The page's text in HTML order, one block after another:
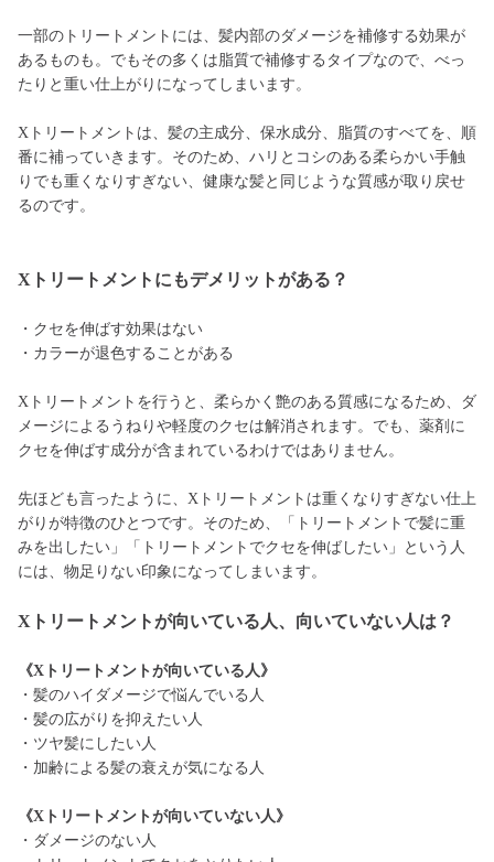
一部のトリートメントには、髪内部のダメージを補修する効果が
あるものも。でもその多くは脂質で補修するタイプなので、べっ
たりと重い仕上がりになってしまいます。
Xトリートメントは、髪の主成分、保水成分、脂質のすべてを、順
番に補っていきます。そのため、ハリとコシのある柔らかい手触
りでも重くなりすぎない、健康な髪と同じような質感が取り戻せ
るのです。
Xトリートメントにもデメリットがある？
・クセを伸ばす効果はない
・カラーが退色することがある
Xトリートメントを行うと、柔らかく艶のある質感になるため、ダ
メージによるうねりや軽度のクセは解消されます。でも、薬剤に
クセを伸ばす成分が含まれているわけではありません。
先ほども言ったように、Xトリートメントは重くなりすぎない仕上
がりが特徴のひとつです。そのため、「トリートメントで髪に重
みを出したい」「トリートメントでクセを伸ばしたい」という人
には、物足りない印象になってしまいます。
Xトリートメントが向いている人、向いていない人は？
《Xトリートメントが向いている人》
・髪のハイダメージで悩んでいる人
・髪の広がりを抑えたい人
・ツヤ髪にしたい人
・加齢による髪の衰えが気になる人
《Xトリートメントが向いていない人》
・ダメージのない人